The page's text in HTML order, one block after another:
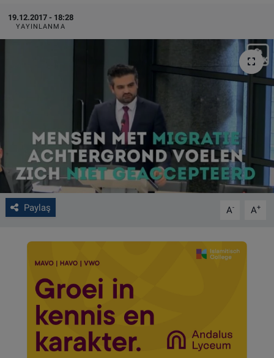
19.12.2017 - 18:28
YAYINLANMA
Paylaş A- A+
BİLİM-TEKNOLOJİ
SAĞLIK
ALGEMENE VOORWAARDEN
CONTACT
Çerez Politikası
Haber Arşivi